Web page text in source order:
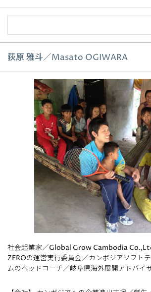
荻原 雅斗／Masato OGIWARA
社会起業家／Global Grow Cambodia
ZEROの運営実行委員会／カンボジアソフト
ムのヘッドコーチ／岐阜県海外展開アドバイ